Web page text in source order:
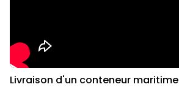
Livraison d'un conteneur maritime